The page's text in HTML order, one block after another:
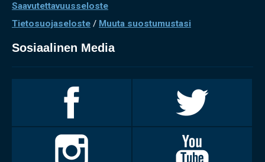
Saavutettavuusseloste
Tietosuojaseloste / Muuta suostumustasi
Sosiaalinen Media
Facebookissa
Twitterissä
Invalidiliitto
Instagramissa
Youtubessa